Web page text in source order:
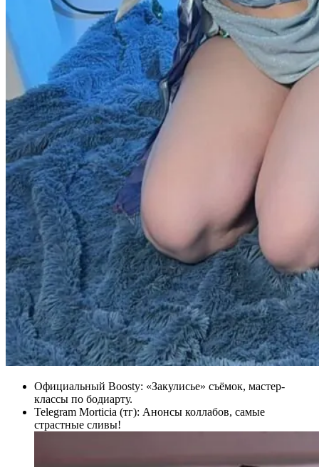
Официальный Boosty: «Закулисье» съёмок, мастер-
классы по бодиарту.
Telegram Morticia (тг): Анонсы коллабов, самые
страстные сливы!